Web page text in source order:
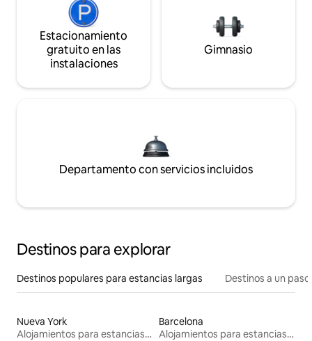
Estacionamiento
gratuito en las
instalaciones
Gimnasio
Departamento con servicios incluidos
Destinos para explorar
Destinos populares para estancias largas Destinos a un
Nueva York
Alojamientos para estancias largas
Barcelona
Alojamientos para estancias largas